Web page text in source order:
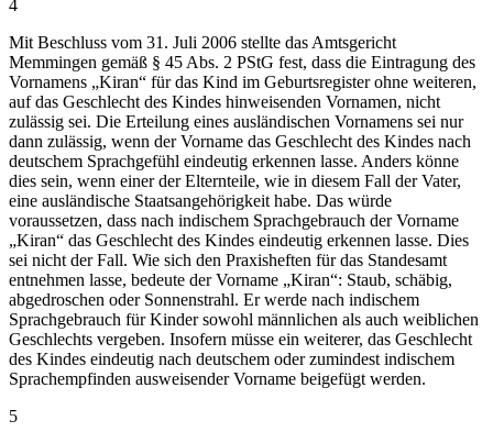
4
Mit Beschluss vom 31. Juli 2006 stellte das Amtsgericht
Memmingen gemäß § 45 Abs. 2 PStG fest, dass die Eintragung des
Vornamens „Kiran“ für das Kind im Geburtsregister ohne weiteren,
auf das Geschlecht des Kindes hinweisenden Vornamen, nicht
zulässig sei. Die Erteilung eines ausländischen Vornamens sei nur
dann zulässig, wenn der Vorname das Geschlecht des Kindes nach
deutschem Sprachgefühl eindeutig erkennen lasse. Anders könne
dies sein, wenn einer der Elternteile, wie in diesem Fall der Vater,
eine ausländische Staatsangehörigkeit habe. Das würde
voraussetzen, dass nach indischem Sprachgebrauch der Vorname
„Kiran“ das Geschlecht des Kindes eindeutig erkennen lasse. Dies
sei nicht der Fall. Wie sich den Praxisheften für das Standesamt
entnehmen lasse, bedeute der Vorname „Kiran“: Staub, schäbig,
abgedroschen oder Sonnenstrahl. Er werde nach indischem
Sprachgebrauch für Kinder sowohl männlichen als auch weiblichen
Geschlechts vergeben. Insofern müsse ein weiterer, das Geschlecht
des Kindes eindeutig nach deutschem oder zumindest indischem
Sprachempfinden ausweisender Vorname beigefügt werden.
5